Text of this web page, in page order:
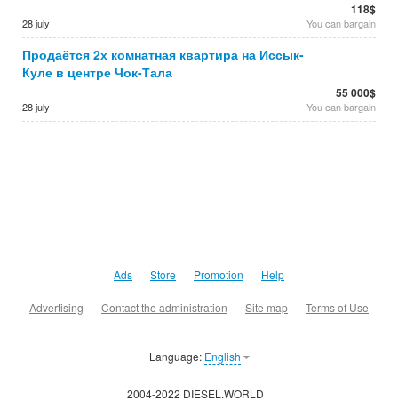
28 july
118$
You can bargain
Продаётся 2х комнатная квартира на Иссык-
Куле в центре Чок-Тала
28 july
55 000$
You can bargain
Ads Store Promotion Help
Advertising Contact the administration Site map Terms of Use
Language: English
2004-2022 DIESEL.WORLD